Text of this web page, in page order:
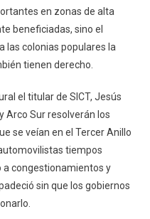
en zonas de alta
beneficiadas, sino el
las colonias populares la
tienen derecho.
el titular de SICT, Jesús
Arco Sur resolverán los
se veían en el Tercer Anillo
tiempos
a congestionamientos y
sin que los gobiernos